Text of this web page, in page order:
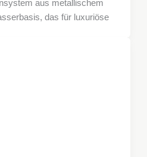
aus metallischem
das für luxuriöse